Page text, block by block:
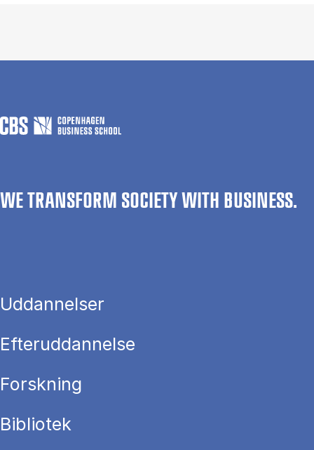
WE TRANSFORM SOCIETY WITH BUSINESS.
Uddannelser
Efteruddannelse
Forskning
Bibliotek